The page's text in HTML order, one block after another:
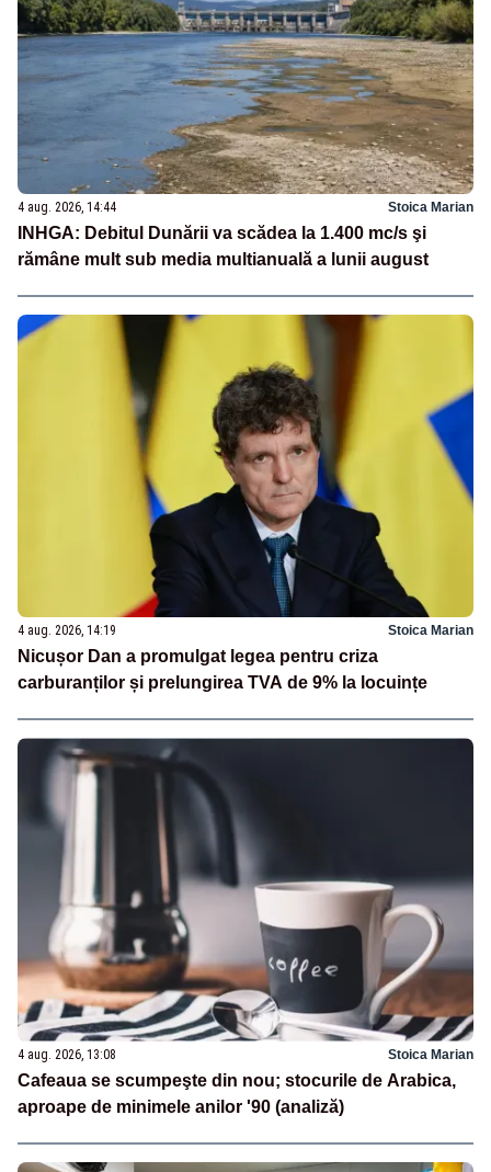
4 aug. 2026, 14:44 Stoica Marian
INHGA: Debitul Dunării va scădea la 1.400 mc/s şi
rămâne mult sub media multianuală a lunii august
4 aug. 2026, 14:19 Stoica Marian
Nicușor Dan a promulgat legea pentru criza
carburanților și prelungirea TVA de 9% la locuințe
4 aug. 2026, 13:08 Stoica Marian
Cafeaua se scumpeşte din nou; stocurile de Arabica,
aproape de minimele anilor '90 (analiză)